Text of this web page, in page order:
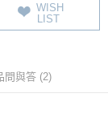
WISH
LIST
問與答 (2)